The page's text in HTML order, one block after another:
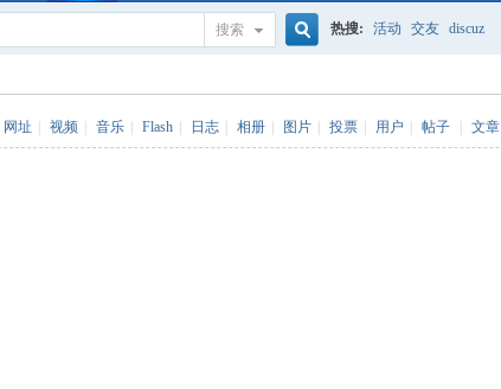
搜索 热搜: 活动 交友 discuz
网址 视频 音乐 Flash 日志 相册 图片 投票 用户 帖子 文章